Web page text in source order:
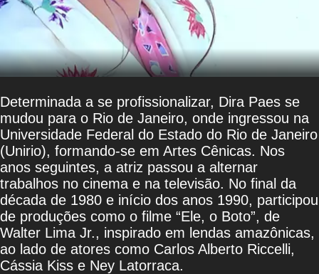
Determinada a se profissionalizar, Dira Paes se
mudou para o Rio de Janeiro, onde ingressou na
Universidade Federal do Estado do Rio de Janeiro
(Unirio), formando-se em Artes Cênicas. Nos
anos seguintes, a atriz passou a alternar
trabalhos no cinema e na televisão. No final da
década de 1980 e início dos anos 1990, participou
de produções como o filme “Ele, o Boto”, de
Walter Lima Jr., inspirado em lendas amazônicas,
ao lado de atores como Carlos Alberto Riccelli,
Cássia Kiss e Ney Latorraca.